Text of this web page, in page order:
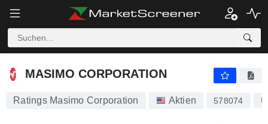
MASIMO CORPORATION
MASIMO CORPORATION
Ratings Masimo Corporation Aktien 578074